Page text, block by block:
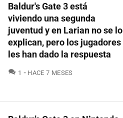
Baldur's Gate 3 está
viviendo una segunda
juventud y en Larian no se lo
explican, pero los jugadores
les han dado la respuesta
1 COMENTARIOS
HACE 7 MESES